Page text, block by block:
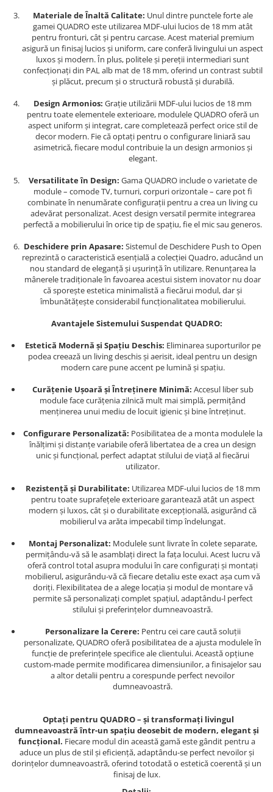
Materiale de Înaltă Calitate: Unul dintre punctele forte ale
gamei QUADRO este utilizarea MDF-ului lucios de 18 mm atât
pentru fronturi, cât și pentru carcase. Acest material premium
asigură un finisaj lucios și uniform, care conferă livingului un aspect
luxos și modern. În plus, politele și pereții intermediari sunt
confecționați din PAL alb mat de 18 mm, oferind un contrast subtil
și plăcut, precum și o structură robustă și durabilă.
Design Armonios: Grație utilizării MDF-ului lucios de 18 mm
pentru toate elementele exterioare, modulele QUADRO oferă un
aspect uniform și integrat, care completează perfect orice stil de
decor modern. Fie că optați pentru o configurare liniară sau
asimetrică, fiecare modul contribuie la un design armonios și
elegant.
Versatilitate în Design: Gama QUADRO include o varietate de
module – comode TV, turnuri, corpuri orizontale – care pot fi
combinate în nenumărate configurații pentru a crea un living cu
adevărat personalizat. Acest design versatil permite integrarea
perfectă a mobilierului în orice tip de spațiu, fie el mic sau generos.
Deschidere prin Apasare: Sistemul de Deschidere Push to Open
reprezintă o caracteristică esențială a colecției Quadro, aducând un
nou standard de eleganță și ușurință în utilizare. Renunțarea la
mânerele tradiționale în favoarea acestui sistem inovator nu doar
că sporește estetica minimalistă a fiecărui modul, dar și
îmbunătățește considerabil funcționalitatea mobilierului.
Avantajele Sistemului Suspendat QUADRO:
Estetică Modernă și Spațiu Deschis: Eliminarea suporturilor pe
podea creează un living deschis și aerisit, ideal pentru un design
modern care pune accent pe lumină și spațiu.
Curățenie Ușoară și Întreținere Minimă: Accesul liber sub
module face curățenia zilnică mult mai simplă, permițând
menținerea unui mediu de locuit igienic și bine întreținut.
Configurare Personalizată: Posibilitatea de a monta modulele la
înălțimi și distanțe variabile oferă libertatea de a crea un design
unic și funcțional, perfect adaptat stilului de viață al fiecărui
utilizator.
Rezistență și Durabilitate: Utilizarea MDF-ului lucios de 18 mm
pentru toate suprafețele exterioare garantează atât un aspect
modern și luxos, cât și o durabilitate excepțională, asigurând că
mobilierul va arăta impecabil timp îndelungat.
Montaj Personalizat: Modulele sunt livrate în colete separate,
permițându-vă să le asamblați direct la fața locului. Acest lucru vă
oferă control total asupra modului în care configurați și montați
mobilierul, asigurându-vă că fiecare detaliu este exact așa cum vă
doriți. Flexibilitatea de a alege locația și modul de montare vă
permite să personalizați complet spațiul, adaptându-l perfect
stilului și preferințelor dumneavoastră.
Personalizare la Cerere: Pentru cei care caută soluții
personalizate, QUADRO oferă posibilitatea de a ajusta modulele în
funcție de preferințele specifice ale clientului. Această opțiune
custom-made permite modificarea dimensiunilor, a finisajelor sau
a altor detalii pentru a corespunde perfect nevoilor
dumneavoastră.
Optați pentru QUADRO – și transformați livingul
dumneavoastră într-un spațiu deosebit de modern, elegant și
funcțional. Fiecare modul din această gamă este gândit pentru a
aduce un plus de stil și eficiență, adaptându-se perfect nevoilor și
dorințelor dumneavoastră, oferind totodată o estetică coerentă și un
finisaj de lux.